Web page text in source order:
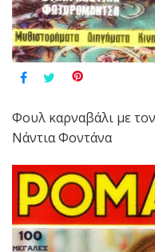
Φουλ καρναβάλι με
Νάντια Φοντάνα